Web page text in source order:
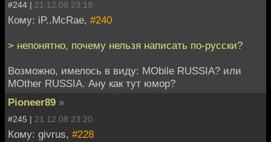
#244 | 21.12.08 23:19
Кому: iP..McRae, #240
> непонятно, почему нельзя написать по-русски?
Возможно, имелось в виду: MObile RUSSIA? или
MOther RUSSIA. Ану как тут юмор?
Pioneer89 »
#245 | 21.12.08 23:20
Кому: givrus, #228